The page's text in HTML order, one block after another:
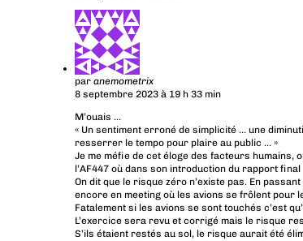
par anemometrix
8 septembre 2023 à 19 h 33 min
M’ouais …
« Un sentiment erroné de simplicité … une
resserrer le tempo pour plaire au public … »
Je me méfie de cet éloge des facteurs
l’AF447 où dans son introduction du rapport
On dit que le risque zéro n’existe pas. En
encore en meeting où les avions se frôlent pour
Fatalement si les avions se sont touchés c’est
L’exercice sera revu et corrigé mais le risque
S’ils étaient restés au sol, le risque aurait été